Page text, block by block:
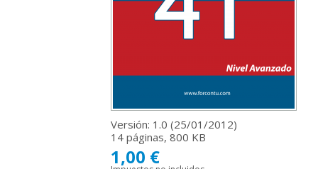
Versión: 1.0 (25/01/2012)
14 páginas, 800 KB
1,00 €